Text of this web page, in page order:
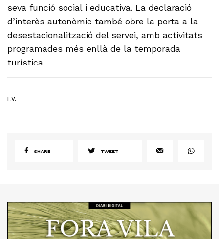
seva funció social i educativa. La declaració
d’interès autonòmic també obre la porta a la
desestacionalització del servei, amb activitats
programades més enllà de la temporada
turística.
F.V.
SHARE TWEET